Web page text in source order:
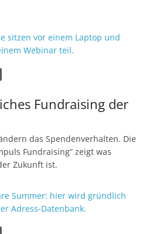
Fundraising der
das Spendenverhalten. Die
Fundraising“ zeigt was
Zukunft ist.